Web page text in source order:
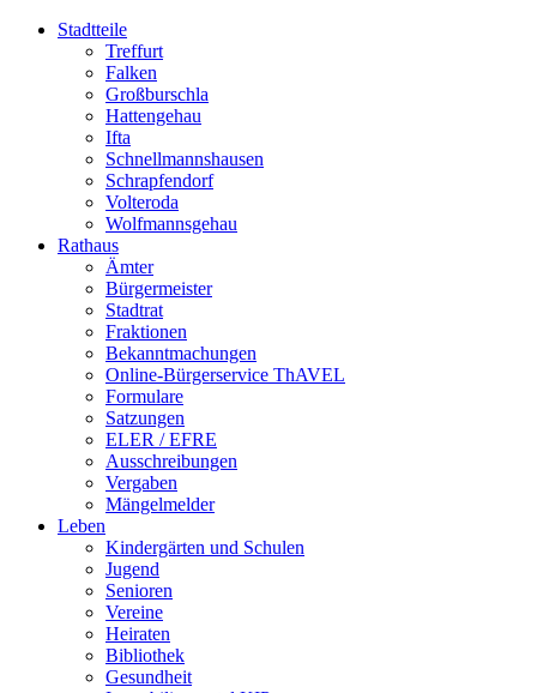
Stadtteile
Treffurt
Falken
Großburschla
Hattengehau
Ifta
Schnellmannshausen
Schrapfendorf
Volteroda
Wolfmannsgehau
Rathaus
Ämter
Bürgermeister
Stadtrat
Fraktionen
Bekanntmachungen
Online-Bürgerservice ThAVEL
Formulare
Satzungen
ELER / EFRE
Ausschreibungen
Vergaben
Mängelmelder
Leben
Kindergärten und Schulen
Jugend
Senioren
Vereine
Heiraten
Bibliothek
Gesundheit